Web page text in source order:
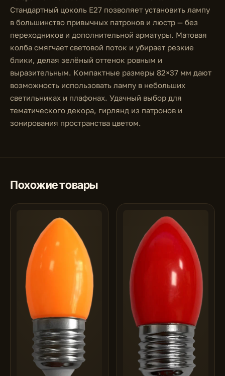
Стандартный цоколь E27 позволяет установить лампу
в большинство привычных патронов и люстр — без
переходников и дополнительной арматуры. Матовая
колба смягчает световой поток и убирает резкие
блики, делая зелёный оттенок ровным и
выразительным. Компактные размеры 82×37 мм дают
возможность использовать лампу в небольших
светильниках и плафонах. Удачный выбор для
тематического декора, гирлянд из патронов и
зонирования пространства цветом.
Похожие товары